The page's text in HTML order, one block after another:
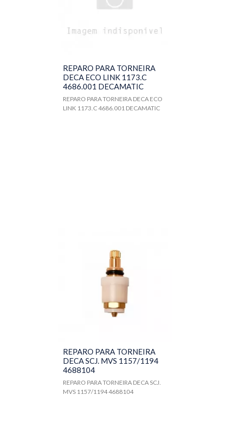
REPARO PARA TORNEIRA
DECA ECO LINK 1173.C
4686.001 DECAMATIC
REPARO PARA TORNEIRA DECA ECO
LINK 1173.C 4686.001 DECAMATIC
REPARO PARA TORNEIRA
DECA SCJ. MVS 1157/1194
4688104
REPARO PARA TORNEIRA DECA SCJ.
MVS 1157/1194 4688104